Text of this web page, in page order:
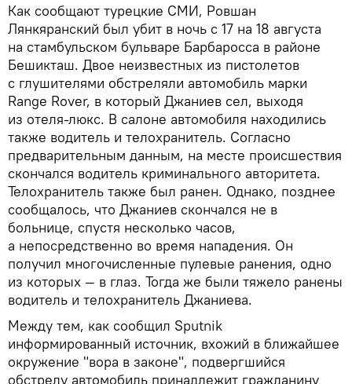
Как сообщают турецкие СМИ, Ровшан
Лянкяранский был убит в ночь с 17 на 18 августа
на стамбульском бульваре Барбаросса в районе
Бешикташ. Двое неизвестных из пистолетов
с глушителями обстреляли автомобиль марки
Range Rover, в который Джаниев сел, выходя
из отеля-люкс. В салоне автомобиля находились
также водитель и телохранитель. Согласно
предварительным данным, на месте происшествия
скончался водитель криминального авторитета.
Телохранитель также был ранен. Однако, позднее
сообщалось, что Джаниев скончался не в
больнице, спустя несколько часов,
а непосредственно во время нападения. Он
получил многочисленные пулевые ранения, одно
из которых — в глаз. Тогда же были тяжело ранены
водитель и телохранитель Джаниева.
Между тем, как сообщил Sputnik
информированный источник, вхожий в ближайшее
окружение "вора в законе", подвергшийся
обстрелу автомобиль принадлежит гражданину